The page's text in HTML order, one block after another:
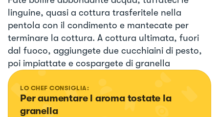
linguine, quasi a cottura trasferitele nella
pentola con il condimento e mantecate per
terminare la cottura. A cottura ultimata, fuori
dal fuoco, aggiungete due cucchiaini di pesto,
poi impiattate e cospargete di granella
LO CHEF CONSIGLIA:
Per aumentare l aroma tostate la
granella